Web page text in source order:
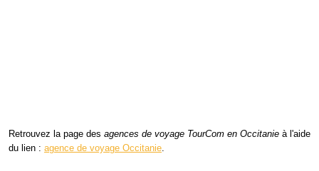
Retrouvez la page des agences de voyage TourCom en Occitanie à l'aide
du lien : agence de voyage Occitanie.